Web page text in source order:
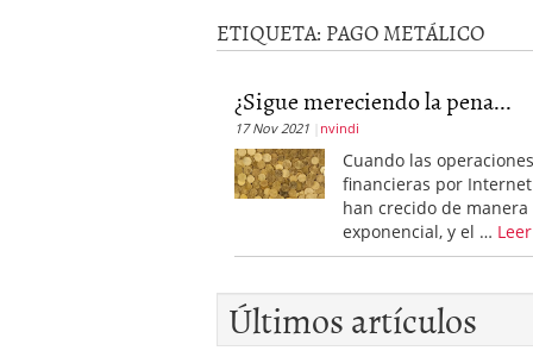
EUR/USD
según
decisiones
de la Fed
y el BCE
26/01/2026
Informe de mercado:
del dólar 21/01/2026
Qué está moviendo
convierten en foco
El dólar vive su mayor
más debilidad en 2026
ETIQUETA: PAGO METÁLICO
¿Sigue mereciendo la pena...
17 Nov 2021 nvindi
Cuando las
financieras por Internet
han crecido de manera
exponencial, y el … Leer
Últimos artículos